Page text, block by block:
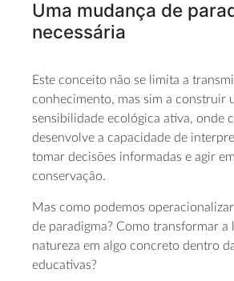
Uma mudança de
necessária
Este conceito não se limita a
conhecimento, mas sim a construir
sensibilidade ecológica ativa, onde
desenvolve a capacidade de
tomar decisões informadas e agir
conservação.
Mas como podemos
de paradigma? Como transformar a
natureza em algo concreto dentro
educativas?